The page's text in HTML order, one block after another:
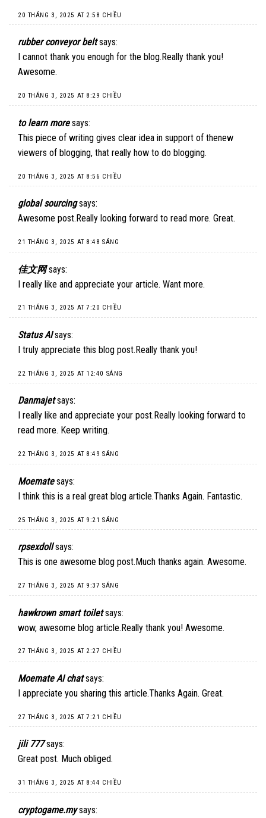
20 THÁNG 3, 2025 AT 2:58 CHIỀU
rubber conveyor belt says:
I cannot thank you enough for the blog.Really thank you!
Awesome.
20 THÁNG 3, 2025 AT 8:29 CHIỀU
to learn more says:
This piece of writing gives clear idea in support of thenew
viewers of blogging, that really how to do blogging.
20 THÁNG 3, 2025 AT 8:56 CHIỀU
global sourcing says:
Awesome post.Really looking forward to read more. Great.
21 THÁNG 3, 2025 AT 8:48 SÁNG
佳文网 says:
I really like and appreciate your article. Want more.
21 THÁNG 3, 2025 AT 7:20 CHIỀU
Status AI says:
I truly appreciate this blog post.Really thank you!
22 THÁNG 3, 2025 AT 12:40 SÁNG
Danmajet says:
I really like and appreciate your post.Really looking forward to
read more. Keep writing.
22 THÁNG 3, 2025 AT 8:49 SÁNG
Moemate says:
I think this is a real great blog article.Thanks Again. Fantastic.
25 THÁNG 3, 2025 AT 9:21 SÁNG
rpsexdoll says:
This is one awesome blog post.Much thanks again. Awesome.
27 THÁNG 3, 2025 AT 9:37 SÁNG
hawkrown smart toilet says:
wow, awesome blog article.Really thank you! Awesome.
27 THÁNG 3, 2025 AT 2:27 CHIỀU
Moemate AI chat says:
I appreciate you sharing this article.Thanks Again. Great.
27 THÁNG 3, 2025 AT 7:21 CHIỀU
jili 777 says:
Great post. Much obliged.
31 THÁNG 3, 2025 AT 8:44 CHIỀU
cryptogame.my says: